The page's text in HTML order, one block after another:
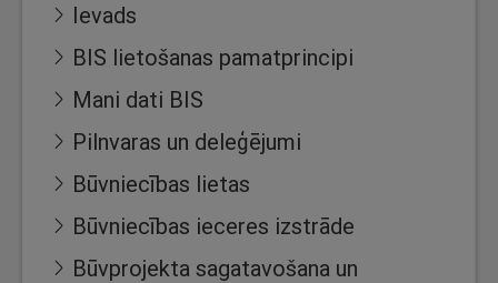
Ievads
BIS lietošanas pamatprincipi
Mani dati BIS
Pilnvaras un deleģējumi
Būvniecības lietas
Būvniecības ieceres izstrāde
Būvprojekta sagatavošana un